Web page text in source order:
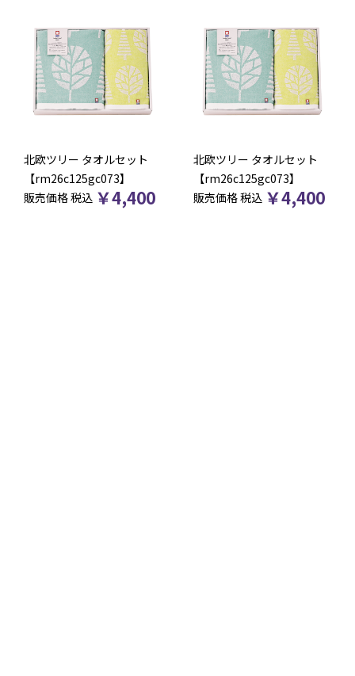
北欧ツリー タオルセット
【rm26c125gc073】
販売価格税込 ￥4,400
北欧ツリー タオルセット
【rm26c125gc073】
販売価格税込 ￥4,400